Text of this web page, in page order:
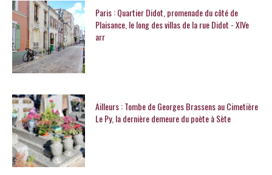
Paris : Quartier Didot, promenade du côté de
Plaisance, le long des villas de la rue Didot - XIVe
arr
Ailleurs : Tombe de Georges Brassens au Cimetière
Le Py, la dernière demeure du poète à Sète